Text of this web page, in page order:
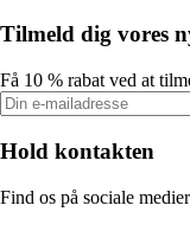
Tilmeld dig vores
Få 10 % rabat ved at
Hold kontakten
Find os på sociale medier